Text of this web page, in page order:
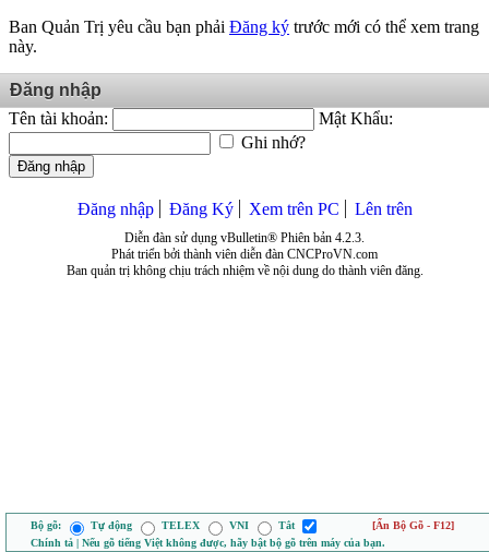
Ban Quản Trị yêu cầu bạn phải Đăng ký trước mới có thể xem trang
này.
Đăng nhập
Tên tài khoản:
Mật Khẩu:
Ghi nhớ?
Đăng nhập
Đăng nhập Đăng Ký Xem trên PC Lên trên
Diễn đàn sử dụng vBulletin® Phiên bản 4.2.3.
Phát triển bởi thành viên diễn đàn CNCProVN.com
Ban quản trị không chịu trách nhiệm về nội dung do thành viên đăng.
Bộ gõ: Tự động TELEX VNI Tắt
[Ẩn Bộ Gõ - F12]
Chính tả | Nếu gõ tiếng Việt không được, hãy bật bộ gõ trên máy của bạn.